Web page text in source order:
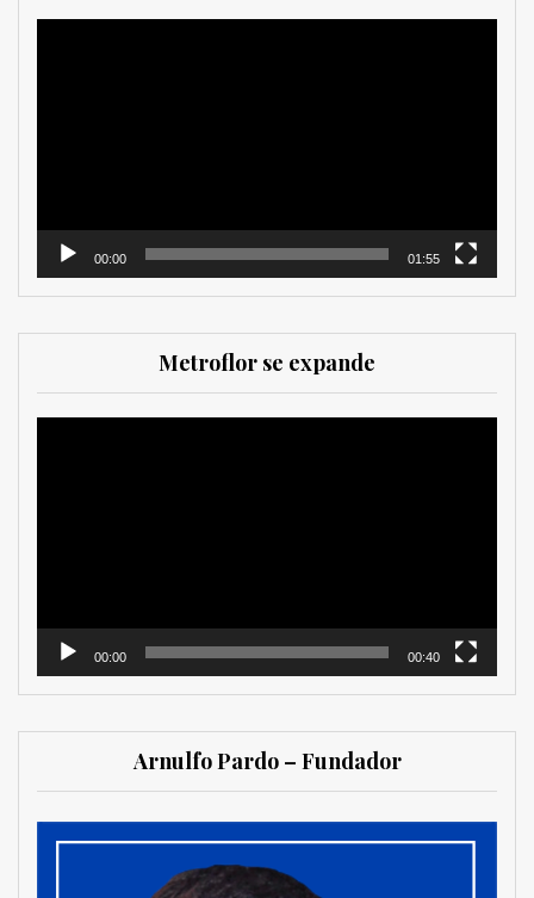
00:00 01:55
Metroflor se expande
00:00 00:40
Arnulfo Pardo – Fundador